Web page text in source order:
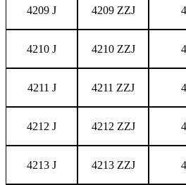
4209 J 4209 ZZJ
4210 J 4210 ZZJ
4211 J 4211 ZZJ
4212 J 4212 ZZJ
4213 J 4213 ZZJ